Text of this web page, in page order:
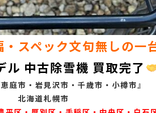
・スペック文句無しの一
ル 中古除雪機 買取完了
庭市・岩見沢市・千歳市・小樽市』
北海道札幌市